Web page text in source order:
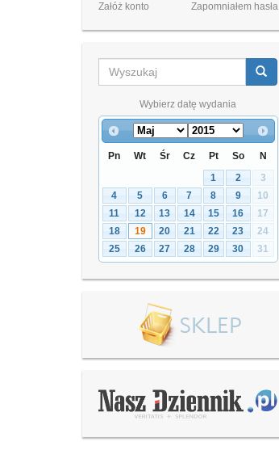
Załóż konto Zapomniałem hasła
Wybierz datę wydania
Pn Wt Śr Cz Pt So
N
1
2
3
4
5 6 7 8 9
10
11
12 13 14 15 16
17
18
19 20 21 22 23
24
25
26 27 28 29 30 31